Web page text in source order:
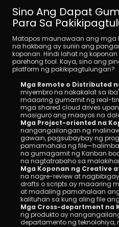
Sino Ang Dapat
Para Sa
Matapos maunawaan ang mga
na hakbang ay suriin ang
koponan. Hindi lahat ng
parehong tool. Kaya, sino ang
platform ng pakikipagtulungan?
Mga Remote o Distributed
miyembro na nakakalat sa
maaaring gumamit ng real-
mga shared cloud drives
masiguro ang maayos na
Mga Project-oriented na
nangangailangan ng
gawain, pagsubaybay ng
pamamahala ng
na gumagamit ng Kanban
na nagtatrabaho sa
Mga Koponan ng Creative
na nagre-review at
drafts o scripts ay maaaring
at madaling pamahalaan
kalituhan sa kung aling file
Mga Cross-department na
ng produkto ay
departamento ng teknolohiya,